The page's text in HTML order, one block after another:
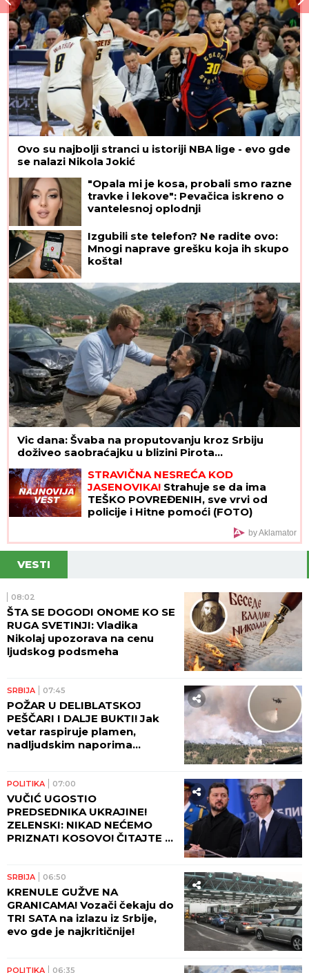
Ovo su najbolji stranci u istoriji NBA lige - evo gde
se nalazi Nikola Jokić
"Opala mi je kosa, probali smo razne
travke i lekove": Pevačica iskreno o
vantelesnoj oplodnji
Izgubili ste telefon? Ne radite ovo:
Mnogi naprave grešku koja ih skupo
košta!
Vic dana: Švaba na proputovanju kroz Srbiju
doživeo saobraćajku u blizini Pirota...
STRAVIČNA NESREĆA KOD
JASENOVIKA! Strahuje se da ima
TEŠKO POVREĐENIH, sve vrvi od
policije i Hitne pomoći (FOTO)
by Aklamator
VESTI
08:02
ŠTA SE DOGODI ONOME KO SE
RUGA SVETINJI: Vladika
Nikolaj upozorava na cenu
ljudskog podsmeha
SRBIJA 07:45
POŽAR U DELIBLATSKOJ
PEŠČARI I DALJE BUKTI! Jak
vetar raspiruje plamen,
nadljudskim naporima
POLITIKA 07:00
VUČIĆ UGOSTIO
PREDSEDNIKA UKRAJINE!
ZELENSKI: NIKAD NEĆEMO
PRIZNATI KOSOVO! ČITAJTE U
SRBIJA 06:50
KRENULE GUŽVE NA
GRANICAMA! Vozači čekaju do
TRI SATA na izlazu iz Srbije,
evo gde je najkritičnije!
POLITIKA 06:35